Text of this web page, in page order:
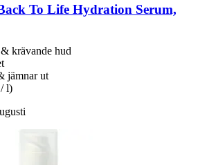
To Life Hydration Serum,
krävande hud
jämnar ut
l)